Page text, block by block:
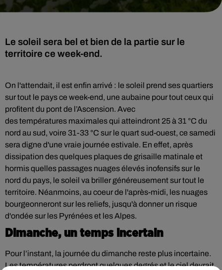
Le soleil sera bel et bien de la partie sur le
territoire ce week-end.
On l'attendait, il est enfin arrivé : le soleil prend ses quartiers
sur tout le paysce week-end, une aubaine pour tout ceux qui
profitent du pont de l’Ascension. Avec
destempératures maximales qui atteindront 25 à 31 °C du
nord au sud, voire 31-33 °C sur le quart sud-ouest, ce samedi
sera digne d'une vraie journée estivale. En effet, après
dissipation des quelques plaques de grisaille matinale et
hormis quelles passages nuages élevés inofensifs sur le
nord du pays, le soleil va briller généreusement sur tout le
territoire. Néanmoins, au coeur de l'après-midi, les nuages
bourgeonneront sur les reliefs, jusqu'à donner un risque
d'ondée sur les Pyrénées et les Alpes.
Dimanche, un temps incertain
Pour l’instant, la journée du dimanche reste plus incertaine.
Les températures perdront quelques degrés et le ciel devrait